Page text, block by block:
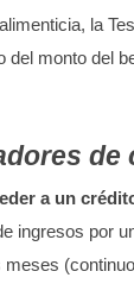
la
del monto del
de
a un
ingresos por